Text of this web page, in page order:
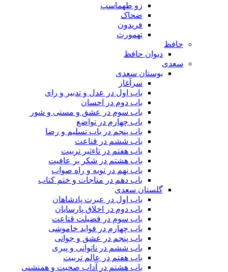
زو طهماسپ‏
ضحاک
فریدون
تهمورث
حافظ
دیوان حافظ
سعدی
بوستان سعدی
سرآغاز
باب اول در عدل و تدبیر و رای
باب دوم در احسان
باب سوم در عشق و مستی و شور
باب چهارم در تواضع
باب پنجم در باب تسلیم و رضا
باب ششم در قناعت
باب هفتم در تاءثیر تربیت
باب هشتم در شکر بر عافیت
باب نهم در توبه و راه صواب
باب دهم در مناجات و ختم کتاب
گلستان سعدی
باب اول در عبرت پادشاهان
باب دوم در اخلاق پارسایان
باب سوم در فضیلت قناعت
باب چهارم در فواید خاموشى
باب پنجم در عشق و جوانى
باب ششم در ناتوانى و پیرى
باب هفتم در عالم تربیت
باب هشتم در آداب صحبت و همنشنى